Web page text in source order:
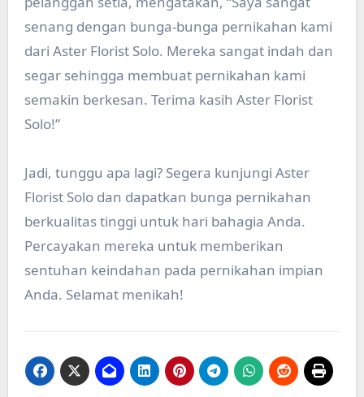
senang dengan bunga-bunga pernikahan kami
dari Aster Florist Solo. Mereka sangat indah dan
segar sehingga membuat pernikahan kami
semakin berkesan. Terima kasih Aster Florist
Solo!”
Jadi, tunggu apa lagi? Segera kunjungi Aster
Florist Solo dan dapatkan bunga pernikahan
berkualitas tinggi untuk hari bahagia Anda.
Percayakan mereka untuk memberikan
sentuhan keindahan pada pernikahan impian
Anda. Selamat menikah!